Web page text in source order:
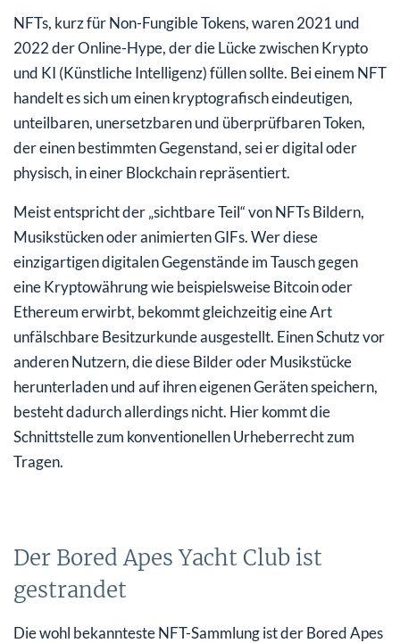
Investieren auch Sie in die Blockchain-Technologie rund
um Bitcoin, Ethereum & Co.!
NFTs, kurz für Non-Fungible Tokens, waren 2021 und
2022 der Online-Hype, der die Lücke zwischen Krypto
und KI (Künstliche Intelligenz) füllen sollte. Bei einem NFT
handelt es sich um einen kryptografisch eindeutigen,
unteilbaren, unersetzbaren und überprüfbaren Token,
der einen bestimmten Gegenstand, sei er digital oder
physisch, in einer Blockchain repräsentiert.
Meist entspricht der „sichtbare Teil“ von NFTs Bildern,
Musikstücken oder animierten GIFs. Wer diese
einzigartigen digitalen Gegenstände im Tausch gegen
eine Kryptowährung wie beispielsweise Bitcoin oder
Ethereum erwirbt, bekommt gleichzeitig eine Art
unfälschbare Besitzurkunde ausgestellt. Einen Schutz vor
anderen Nutzern, die diese Bilder oder Musikstücke
herunterladen und auf ihren eigenen Geräten speichern,
besteht dadurch allerdings nicht. Hier kommt die
Schnittstelle zum konventionellen Urheberrecht zum
Tragen.
Der Bored Apes Yacht Club ist
gestrandet
Die wohl bekannteste NFT-Sammlung ist der Bored Apes